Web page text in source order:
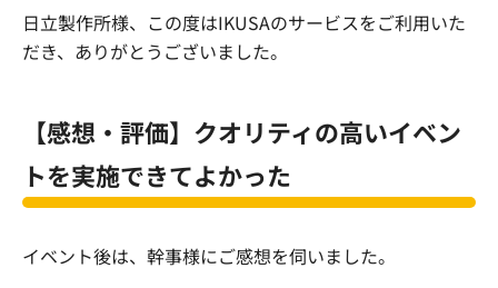
日立製作所様、この度はIKUSAのサービスをご利用いた
だき、ありがとうございました。
【感想・評価】クオリティの高いイベン
トを実施できてよかった
イベント後は、幹事様にご感想を伺いました。